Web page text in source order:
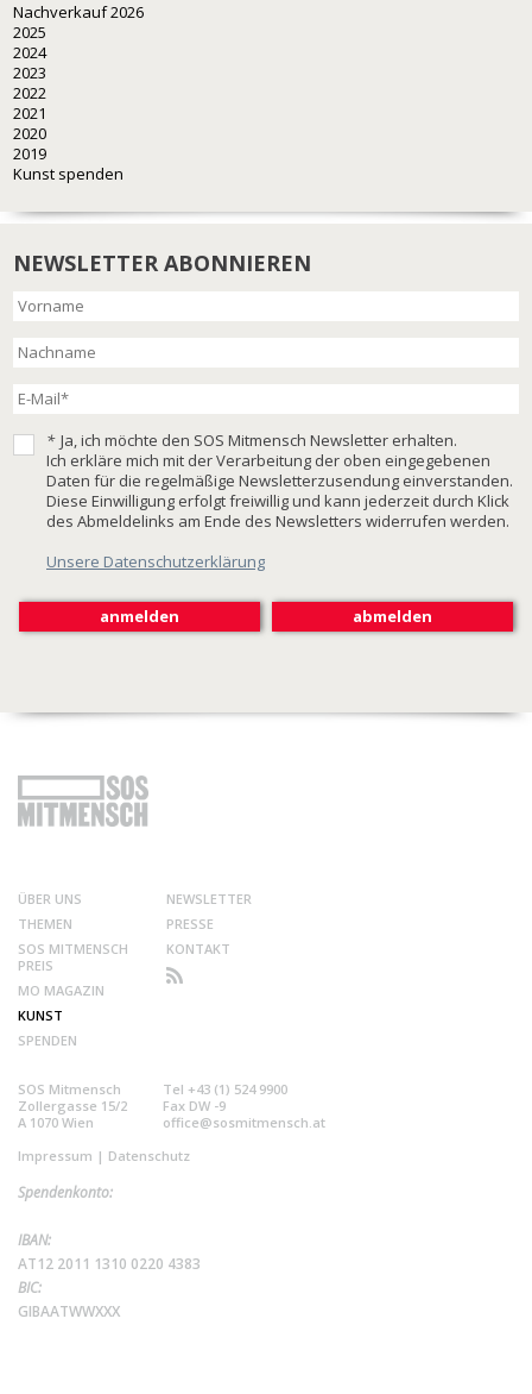
Nachverkauf 2026
2025
2024
2023
2022
2021
2020
2019
Kunst spenden
NEWSLETTER ABONNIEREN
* Ja, ich möchte den SOS Mitmensch Newsletter erhalten.
Ich erkläre mich mit der Verarbeitung der oben eingegebenen
Daten für die regelmäßige Newsletterzusendung einverstanden.
Diese Einwilligung erfolgt freiwillig und kann jederzeit durch Klick
des Abmeldelinks am Ende des Newsletters widerrufen werden.
Unsere Datenschutzerklärung
ÜBER UNS
THEMEN
SOS MITMENSCH
PREIS
MO MAGAZIN
KUNST
SPENDEN
NEWSLETTER
PRESSE
KONTAKT
SOS Mitmensch
Zollergasse 15/2
A 1070 Wien
Tel +43 (1) 524 9900
Fax DW -9
office@sosmitmensch.at
Impressum | Datenschutz
Spendenkonto:
IBAN:
AT12 2011 1310 0220 4383
BIC:
GIBAATWWXXX